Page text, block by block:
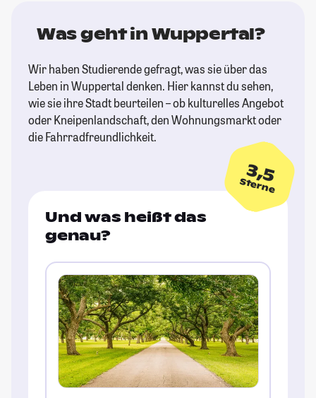
Was geht in Wuppertal?
Wir haben Studierende gefragt, was sie über das
Leben in Wuppertal denken. Hier kannst du sehen,
wie sie ihre Stadt beurteilen – ob kulturelles Angebot
oder Kneipenlandschaft, den Wohnungsmarkt oder
die Fahrradfreundlichkeit.
3,5
Sterne
Und was heißt das
genau?